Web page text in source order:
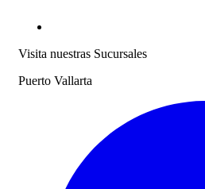
Visita nuestras Sucursales
Puerto Vallarta